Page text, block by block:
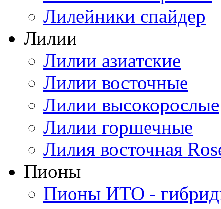
Лилейники спайдер
Лилии
Лилии азиатские
Лилии восточные
Лилии высокорослые
Лилии горшечные
Лилия восточная
Пионы
Пионы ИТО -